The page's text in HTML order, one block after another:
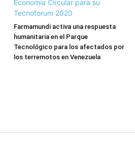
Farmamundi activa una respuesta
humanitaria en el Parque
Tecnológico para los afectados por
los terremotos en Venezuela